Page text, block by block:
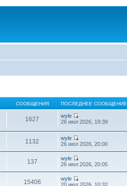
СООБЩЕНИЯ ПОСЛЕДНЕЕ СООБЩЕНИЕ
1627
wyle
26 июл 2026, 19:39
1132
wyle
26 июл 2026, 20:00
137
wyle
26 июл 2026, 20:05
15406
wyle
20 июл 2026, 10:32